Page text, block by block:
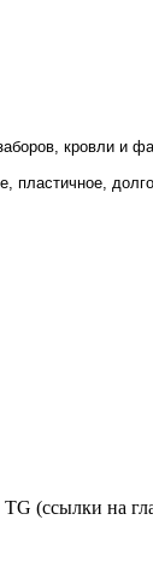
кровли и
пластичное,
(ссылки на